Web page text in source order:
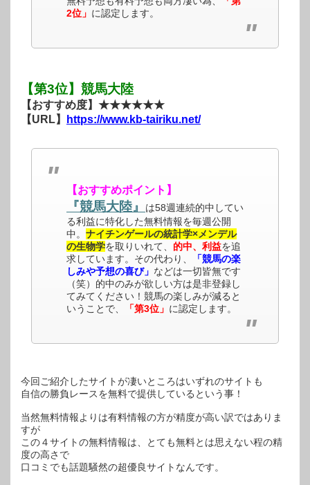
2位」 に認定します。
【第3位】競馬大陸
【おすすめ度】★★★★★★
【URL】
https://www.kb-tairiku.net/
【おすすめポイント】
『競馬大陸』
は58週連続的中してい
る利益に特化した無料情報を毎週公開
中。 ナイチンゲールの統計学×メンデル
の生物学を取りいれて、 的中、利益を追
求しています。その代わり、
「競馬の楽
しみや予想の喜び」 などは一切皆無です
（笑）的中のみが欲しい方は是非登録し
てみてください！競馬の楽しみが減ると
いうことで、
「第3位」 に認定します。
今回ご紹介したサイトが凄いところはいずれのサイトも
自信の勝負レースを無料で提供しているという事！
当然無料情報よりは有料情報の方が精度が高い訳ではありま
すが
この４サイトの無料情報は、とても無料とは思えない程の精
度の高さで
口コミでも話題騒然の超優良サイトなんです。